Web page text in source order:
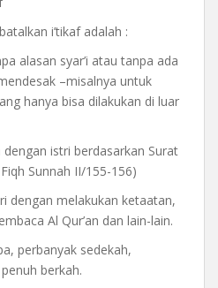
i’tikaf adalah :
alasan syar’i atau tanpa ada
–misalnya untuk
hanya bisa dilakukan di luar
dengan istri berdasarkan Surat
Sunnah II/155-156)
dengan melakukan ketaatan,
Al Qur’an dan lain-lain.
perbanyak sedekah,
berkah.